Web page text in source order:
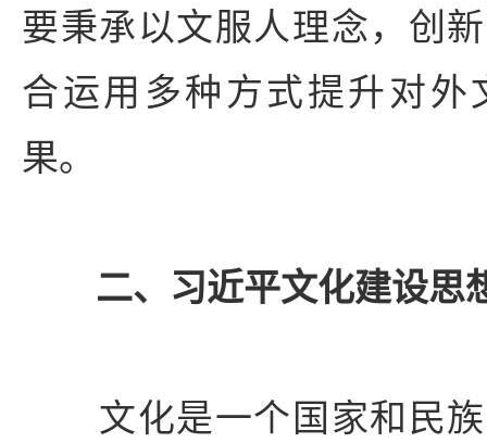
要秉承以文服人理念，创
合运用多种方式提升对外
果。
二、习近平文化建设思
文化是一个国家和民族